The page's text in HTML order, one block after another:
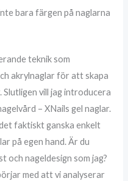
bara färgen på naglarna
teknik som
akrylnaglar för att skapa
Slutligen vill jag introducera
– XNails gel naglar.
faktiskt ganska enkelt
på egen hand. Är du
och nageldesign som jag?
med att vi analyserar